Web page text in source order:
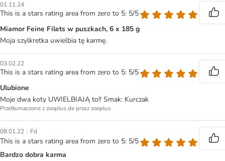
01.11.24
This is a stars rating area from zero to 5: 5/5
Miamor Feine Filets w puszkach, 6 x 185 g
Moja szylkretka uwielbia tę karmę.
03.02.22
This is a stars rating area from zero to 5: 5/5
Ulubione
Moje dwa koty UWIELBIAJĄ to!! Smak: Kurczak
Przetłumaczone z zooplus.de przez zooplus
08.01.22 | Fd
This is a stars rating area from zero to 5: 5/5
Bardzo dobra karma